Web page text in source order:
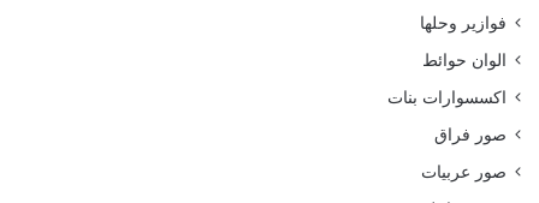
فوازير وحلها
الوان حوائط
اكسسوارات بنات
صور فراق
صور عربيات